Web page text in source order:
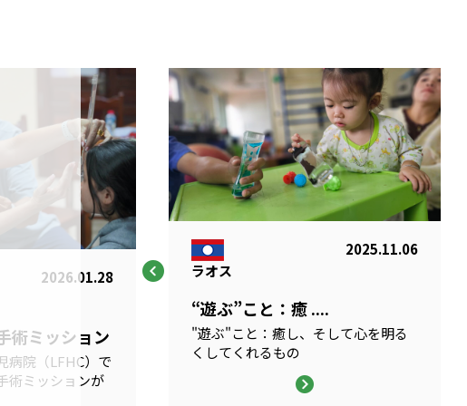
2026.01.28
術ミッション
病院（LFHC）で
術ミッションが
ラオス
2025.11.06
“遊ぶ”こと：癒 ....
"遊ぶ"こと：癒し、そして心を明る
くしてくれるもの